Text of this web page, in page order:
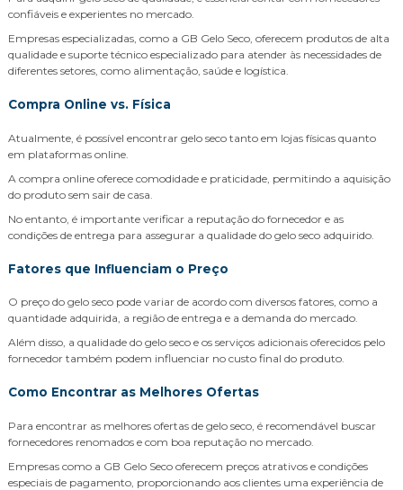
confiáveis e experientes no mercado.
Empresas especializadas, como a GB Gelo Seco, oferecem produtos de alta
qualidade e suporte técnico especializado para atender às necessidades de
diferentes setores, como alimentação, saúde e logística.
Compra Online vs. Física
Atualmente, é possível encontrar gelo seco tanto em lojas físicas quanto
em plataformas online.
A compra online oferece comodidade e praticidade, permitindo a aquisição
do produto sem sair de casa.
No entanto, é importante verificar a reputação do fornecedor e as
condições de entrega para assegurar a qualidade do gelo seco adquirido.
Fatores que Influenciam o Preço
O preço do gelo seco pode variar de acordo com diversos fatores, como a
quantidade adquirida, a região de entrega e a demanda do mercado.
Além disso, a qualidade do gelo seco e os serviços adicionais oferecidos pelo
fornecedor também podem influenciar no custo final do produto.
Como Encontrar as Melhores Ofertas
Para encontrar as melhores ofertas de gelo seco, é recomendável buscar
fornecedores renomados e com boa reputação no mercado.
Empresas como a GB Gelo Seco oferecem preços atrativos e condições
especiais de pagamento, proporcionando aos clientes uma experiência de